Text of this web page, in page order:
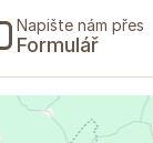
Napište nám přes
Formulář